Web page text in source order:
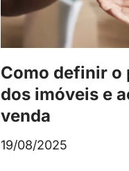
Como definir o
dos imóveis e
venda
19/08/2025